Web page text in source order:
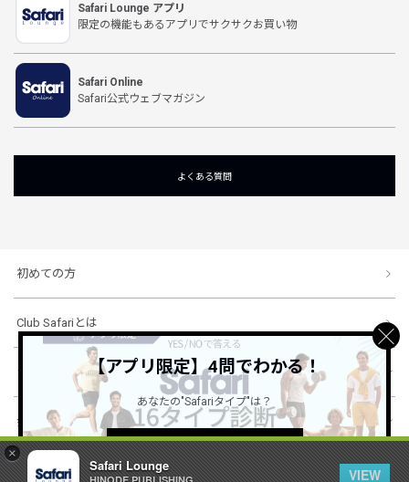
×
Safari Lounge
VIEW
Safari Lounge アプリ
限定の機能もあるアプリでサクサクお買い物
Safari Online
Safari公式ウェブマガジン
よくある質問
初めての方
Club Safariとは
ショッピングガイド
会社概要・規約
【アプリ限定】4問でわかる！
あなたの"Safariタイプ"は？
詳しくはこちら ＞